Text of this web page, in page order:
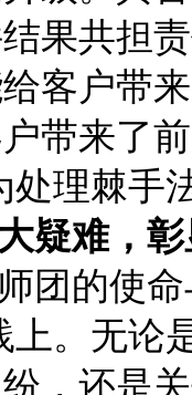
果共担
客户带
带来了
处理棘手
疑难，
团的使
上。无论
，还是